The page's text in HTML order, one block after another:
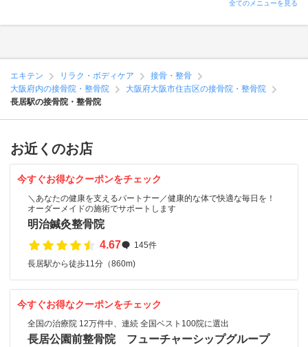
全てのメニューを見る
エキテン リラク・ボディケア
接骨・整骨
大阪府内の接骨院・整骨院
大阪府大阪市住吉区の接骨院・整骨院
長居駅の接骨院・整骨院
お近くのお店
今すぐお得なクーポンをチェック
＼あなたの健康を支えるパートナー／健康的な体で快適な毎日を！
オーダーメイドの施術でサポートします
明治鍼灸整骨院
4.67
145件
長居駅から徒歩11分（860m)
今すぐお得なクーポンをチェック
全国の治療院 12万件中、連続 全国ベスト100院に選出
長居公園前整骨院 フューチャーシップグループ